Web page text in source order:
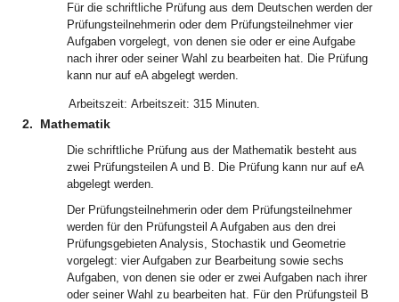
Für die schriftliche Prüfung aus dem Deutschen werden der
Prüfungsteilnehmerin oder dem Prüfungsteilnehmer vier
Aufgaben vorgelegt, von denen sie oder er eine Aufgabe
nach ihrer oder seiner Wahl zu bearbeiten hat. Die Prüfung
kann nur auf eA abgelegt werden.
Arbeitszeit: Arbeitszeit: 315 Minuten.
2. Mathematik
Die schriftliche Prüfung aus der Mathematik besteht aus
zwei Prüfungsteilen A und B. Die Prüfung kann nur auf eA
abgelegt werden.
Der Prüfungsteilnehmerin oder dem Prüfungsteilnehmer
werden für den Prüfungsteil A Aufgaben aus den drei
Prüfungsgebieten Analysis, Stochastik und Geometrie
vorgelegt: vier Aufgaben zur Bearbeitung sowie sechs
Aufgaben, von denen sie oder er zwei Aufgaben nach ihrer
oder seiner Wahl zu bearbeiten hat. Für den Prüfungsteil B